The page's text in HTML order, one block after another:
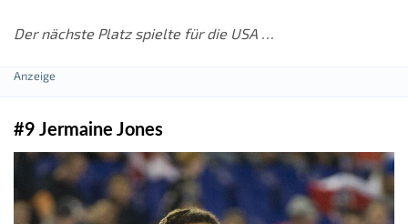
Der nächste Platz spielte für die USA …
#9 Jermaine Jones